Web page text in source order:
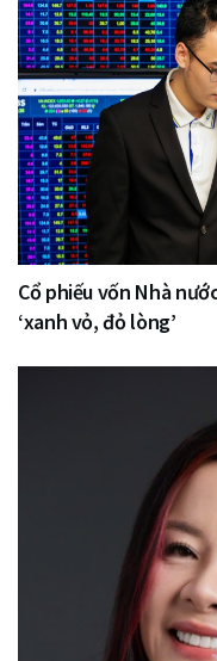
Cổ phiếu vốn Nhà
‘xanh vỏ, đỏ lòng’